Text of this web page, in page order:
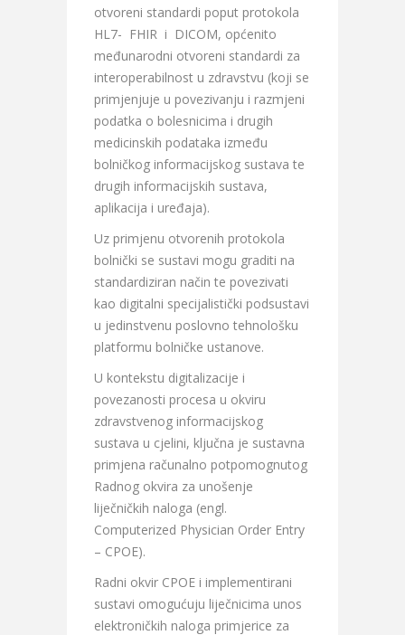
otvoreni standardi poput protokola
HL7- FHIR i DICOM, općenito
međunarodni otvoreni standardi za
interoperabilnost u zdravstvu (koji se
primjenjuje u povezivanju i razmjeni
podatka o bolesnicima i drugih
medicinskih podataka između
bolničkog informacijskog sustava te
drugih informacijskih sustava,
aplikacija i uređaja).
Uz primjenu otvorenih protokola
bolnički se sustavi mogu graditi na
standardiziran način te povezivati
kao digitalni specijalistički podsustavi
u jedinstvenu poslovno tehnološku
platformu bolničke ustanove.
U kontekstu digitalizacije i
povezanosti procesa u okviru
zdravstvenog informacijskog
sustava u cjelini, ključna je sustavna
primjena računalno potpomognutog
Radnog okvira za unošenje
liječničkih naloga (engl.
Computerized Physician Order Entry
– CPOE).
Radni okvir CPOE i implementirani
sustavi omogućuju liječnicima unos
elektroničkih naloga primjerice za